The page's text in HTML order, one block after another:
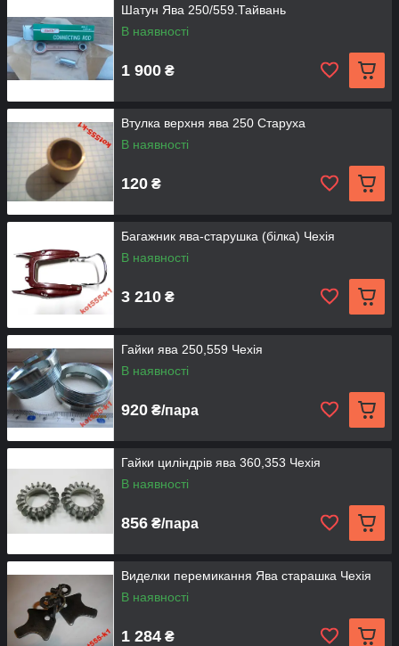
Шатун Ява 250/559.Тайвань
В наявності
1 900 ₴
Втулка верхня ява 250 Старуха
В наявності
120 ₴
Багажник ява-старушка (білка) Чехія
В наявності
3 210 ₴
Гайки ява 250,559 Чехія
В наявності
920 ₴/пара
Гайки циліндрів ява 360,353 Чехія
В наявності
856 ₴/пара
Виделки перемикання Ява старашка Чехія
В наявності
1 284 ₴